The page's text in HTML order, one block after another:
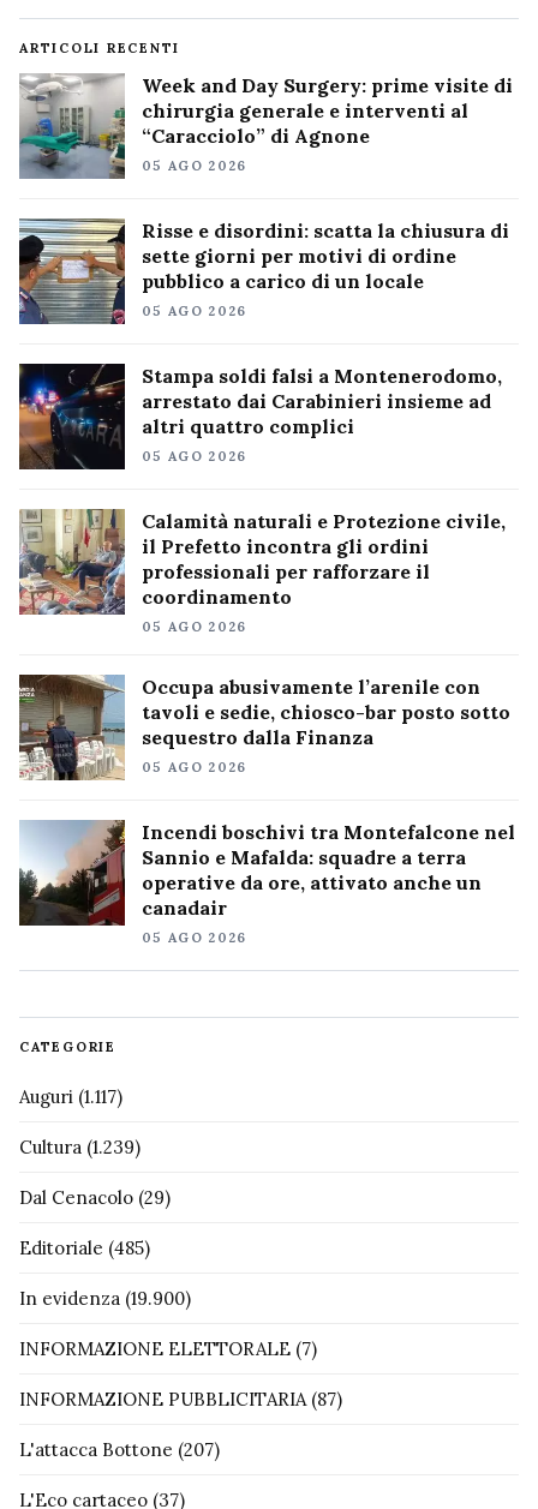
ARTICOLI RECENTI
Week and Day Surgery: prime visite di
chirurgia generale e interventi al
“Caracciolo” di Agnone
05 AGO 2026
Risse e disordini: scatta la chiusura di
sette giorni per motivi di ordine
pubblico a carico di un locale
05 AGO 2026
Stampa soldi falsi a Montenerodomo,
arrestato dai Carabinieri insieme ad
altri quattro complici
05 AGO 2026
Calamità naturali e Protezione civile,
il Prefetto incontra gli ordini
professionali per rafforzare il
coordinamento
05 AGO 2026
Occupa abusivamente l’arenile con
tavoli e sedie, chiosco-bar posto sotto
sequestro dalla Finanza
05 AGO 2026
Incendi boschivi tra Montefalcone nel
Sannio e Mafalda: squadre a terra
operative da ore, attivato anche un
canadair
05 AGO 2026
CATEGORIE
Auguri (1.117)
Cultura (1.239)
Dal Cenacolo (29)
Editoriale (485)
In evidenza (19.900)
INFORMAZIONE ELETTORALE (7)
INFORMAZIONE PUBBLICITARIA(87)
L'attacca Bottone (207)
L'Eco cartaceo (37)